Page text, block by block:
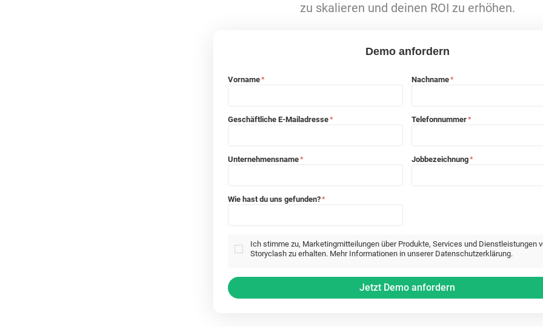
zu skalieren und deinen ROI zu erhöhen.
Demo anfordern
Vorname* Nachname*
Geschäftliche E-Mailadresse* Telefonnummer*
Unternehmensname* Jobbezeichnung*
Wie hast du uns gefunden?*
Ich stimme zu, Marketingmitteilungen über Produkte, Services und Dienstleistungen
Storyclash zu erhalten. Mehr Informationen in unserer Datenschutzerklärung.